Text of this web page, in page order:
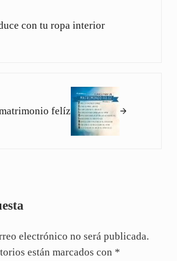
con tu ropa interior
felíz
electrónico no será publicada.
están marcados con *